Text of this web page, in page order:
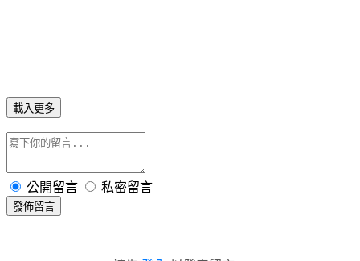
載入更多
公開留言 私密留言
發佈留言